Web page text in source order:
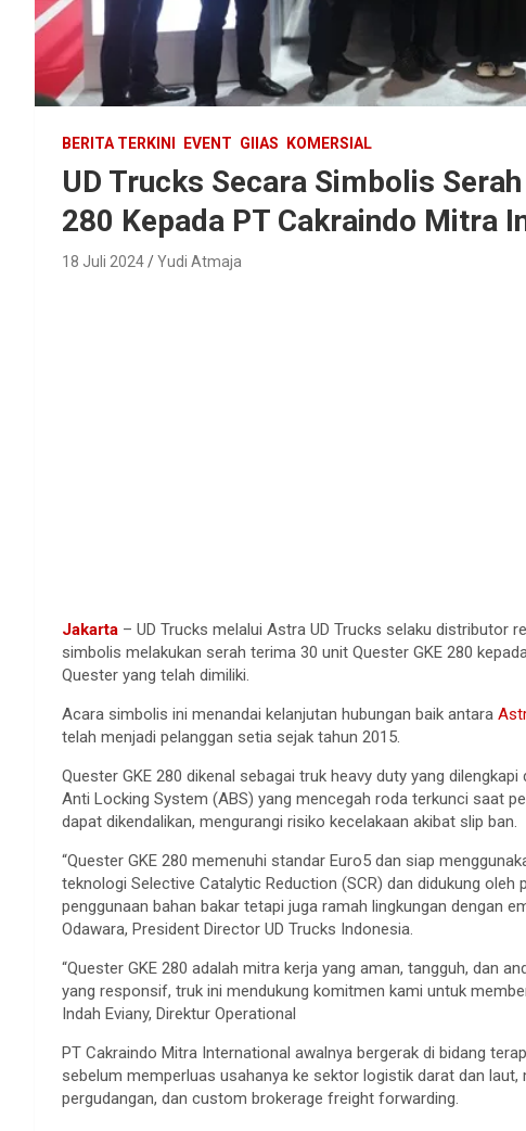
BERITA TERKINI EVENT GIIAS KOMERSIAL
UD Trucks Secara Simbolis
280 Kepada PT Cakraindo Mitra
18 Juli 2024 Yudi Atmaja
Jakarta – UD Trucks melalui Astra UD Trucks selaku distributor
simbolis melakukan serah terima 30 unit Quester GKE 280
Quester yang telah dimiliki.
Acara simbolis ini menandai kelanjutan hubungan baik antara
telah menjadi pelanggan setia sejak tahun 2015.
Quester GKE 280 dikenal sebagai truk heavy duty yang
Anti Locking System (ABS) yang mencegah roda terkunci saat
dapat dikendalikan, mengurangi risiko kecelakaan akibat slip ban.
“Quester GKE 280 memenuhi standar Euro5 dan siap
teknologi Selective Catalytic Reduction (SCR) dan didukung oleh
penggunaan bahan bakar tetapi juga ramah lingkungan dengan
Odawara, President Director UD Trucks Indonesia.
“Quester GKE 280 adalah mitra kerja yang aman, tangguh, dan
yang responsif, truk ini mendukung komitmen kami untuk
Indah Eviany, Direktur Operational
PT Cakraindo Mitra International awalnya bergerak di bidang
sebelum memperluas usahanya ke sektor logistik darat dan
pergudangan, dan custom brokerage freight forwarding.